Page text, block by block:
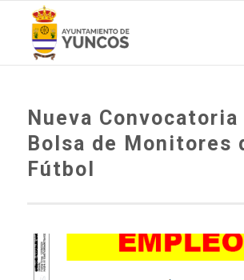
Nueva Convocatoria
Bolsa de Monitores
Fútbol